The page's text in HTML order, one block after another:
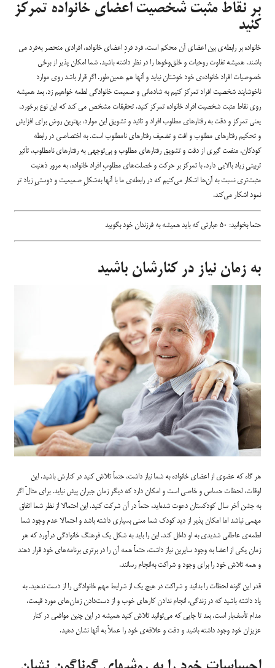
بر نقاط مثبت شخصیت اعضای خانواده تمرکز
کنید
خانواده بر رابطه‌ی بین اعضای آن محکم است. فرد فردِ اعضای خانواده، افرادی منحصر به‌فرد می
باشند. همیشه تفاوت روحیات و خلق‌و‌خوها را در نظر داشته باشید. شما امکان پذیر از برخی
خصوصیات افراد خانواده‌ی خود خوشتان نیاید و آنها هم همین‌طور. اگر قرار باشد روی موارد
ناخوشایند شخصیت افراد تمرکز کنیم به شادمانی و صمیمت خانوادگی لطمه خواهیم زد. بعد همیشه
روی نقاط مثبت شخصیت افراد خانواده تمرکز کنید. تحقیقات مشخص می کند که این نوع برخورد،
یعنی تمرکز و دقت به رفتارهای مطلوب افراد و تائید و تشویق این موارد، بهترین روش برای افزایش
و تحکیم رفتارهای مطلوب و افت و تضعیف رفتارهای نامطلوب است. به اختصاصی در رابطه
کودکان، منفعت گیری از دقت و تشویق رفتارهای مطلوب و بی‌توجهی به رفتارهای نامطلوب، تأثیر
تربیتیِ زیاد بالایی دارد. با تمرکز بر حرکت و خصلت‌های مطلوبِ افراد خانواده، به مرور ذهنیت
مثبت‌تری نسبت به آن‌ها اشکار می‌کنیم که در رابطه‌ی ما با آنها به‌شکلِ صمیمیت و دوستیِ زیاد تر
نمود اشکار می‌کند.
حتما بخوانید: ۵۰ عبارتی که باید همیشه به فرزندان خود بگویید
به زمان نیاز در کنارشان باشید
هر گاه که عضوی از اعضای خانواده به شما نیاز داشت، حتماً تلاش کنید در کنارش باشید. این‌
اوقات، لحظات حساس و خاصی است و امکان دارد که دیگر زمان جبران پیش نیاید. برای مثالً اگر
به جشن آخر سال کودکستان دعوت شده‌اید، حتماً در آن شرکت کنید. این احتمالا از نظر شما اتفاق
مهمی نباشد اما امکان پذیر از دید کودک شما معنی بسیاری داشته باشد و احتمالا عدم وجود شما
لطمه‌ی عاطفی شدیدی به او داخل کند. این را باید به شکل یک فرهنگ خانوادگی درآورد که هر
زمان یکی از اعضا به وجود سایرین نیاز داشت، حتماً همه آن را در برتری برنامه‌های خود قرار دهند
و همه تلاش خود را برای وجود و شراکت به‌انجام رسانند.
قدر این گونه لحظات را بدانید و شراکت در هیچ یک از شرایط مهم خانوادگی را از دست ندهید. به
یاد داشته باشید که در زندگی، انجام ندادن کارهای خوب و از دست‌دادن زمان‌های مورد قیمت،
مدام تأسف‌بار است. بعد تا جایی که می‌توانید تلاش کنید همیشه در این چنین مواقعی در کنار
عزیزان خود وجود داشته باشید و دقت و علاقه‌ی خود را عملاً به آنها نشان دهید.